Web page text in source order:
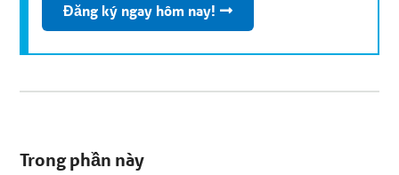
ở
Trong phần này
Đăng ký ngay hôm nay!